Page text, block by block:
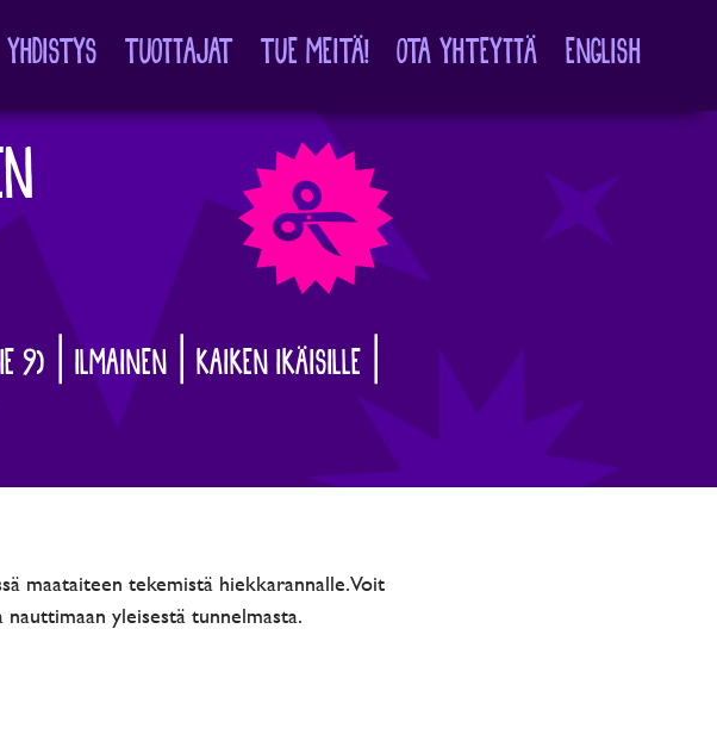
YHDISTYS TUOTTAJAT TUE MEITÄ! OTA YHTEYTTÄ ENGLISH
9) | ILMAINEN | KAIKEN IKÄISILLE |
maataiteen tekemistä hiekkarannalle. Voit
yleisestä tunnelmasta.